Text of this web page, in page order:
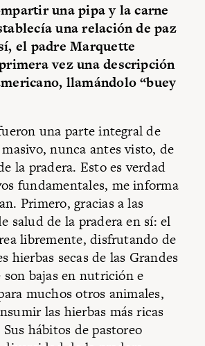
una pipa y la carne
una relación de paz
el padre Marquette
vez una descripción
llamándolo “buey
una parte integral de
nunca antes visto, de
la pradera. Esto es verdad
fundamentales, me informa
Primero, gracias a las
salud de la pradera en sí: el
libremente, disfrutando de
hierbas secas de las Grandes
son bajas en nutrición e
muchos otros animales,
las hierbas más ricas
hábitos de pastoreo